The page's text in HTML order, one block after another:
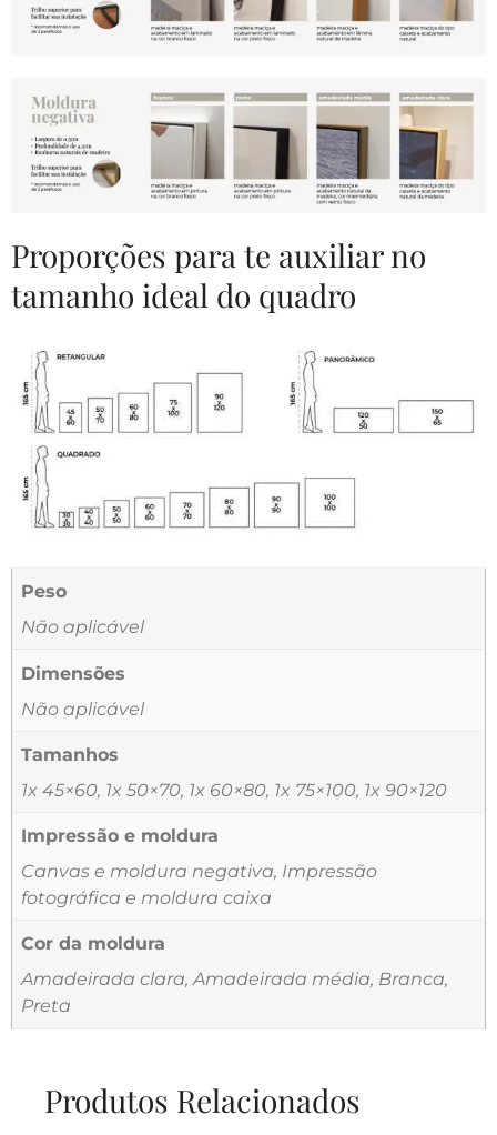
Proporções para te auxiliar no
tamanho ideal do quadro
Peso
Não aplicável
Dimensões
Não aplicável
Tamanhos
1x 45×60, 1x 50×70, 1x 60×80, 1x 75×100, 1x 90×120
Impressão e moldura
Canvas e moldura negativa, Impressão
fotográfica e moldura caixa
Cor da moldura
Amadeirada clara, Amadeirada média, Branca,
Preta
Produtos Relacionados